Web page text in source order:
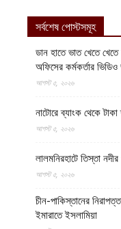
সর্বশেষ পোস্টসমূহ
ডান হাতে ভাত খেতে খেতে
অফিসের কর্মকর্তার ভিডিও
আগস্ট ৫, ২০২৬
নাটোরে ব্যাংক থেকে
আগস্ট ৫, ২০২৬
লালমনিরহাটে তিস্তা
আগস্ট ৫, ২০২৬
চীন-পাকিস্তানের
ইমারাতে ইসলামিয়া